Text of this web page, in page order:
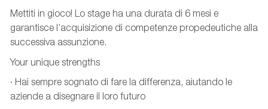
Mettiti in gioco! Lo stage ha una durata di 6 mesi e
garantisce l’acquisizione di competenze propedeutiche alla
successiva assunzione.
Your unique strengths
· Hai sempre sognato di fare la differenza, aiutando le
aziende a disegnare il loro futuro